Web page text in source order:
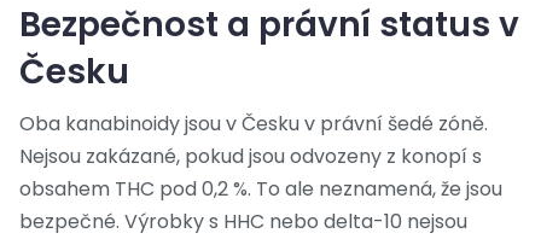
Bezpečnost a právní status v
Česku
Oba kanabinoidy jsou v Česku v právní šedé zóně.
Nejsou zakázané, pokud jsou odvozeny z konopí s
obsahem THC pod 0,2 %. To ale neznamená, že jsou
bezpečné. Výrobky s HHC nebo delta-10 nejsou